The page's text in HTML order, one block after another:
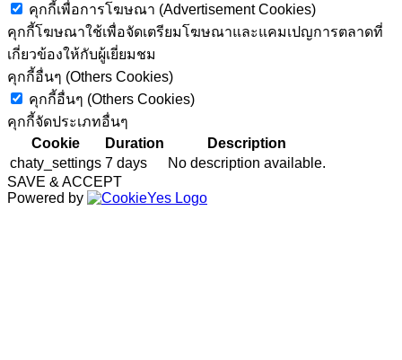
คุกกี้เพื่อการโฆษณา (Advertisement Cookies)
คุกกี้โฆษณาใช้เพื่อจัดเตรียมโฆษณาและแคมเปญการตลาดที่
เกี่ยวข้องให้กับผู้เยี่ยมชม
คุกกี้อื่นๆ (Others Cookies)
คุกกี้อื่นๆ (Others Cookies)
คุกกี้จัดประเภทอื่นๆ
Cookie
Duration
Description
chaty_settings 7 days
No description available.
SAVE & ACCEPT
Powered by